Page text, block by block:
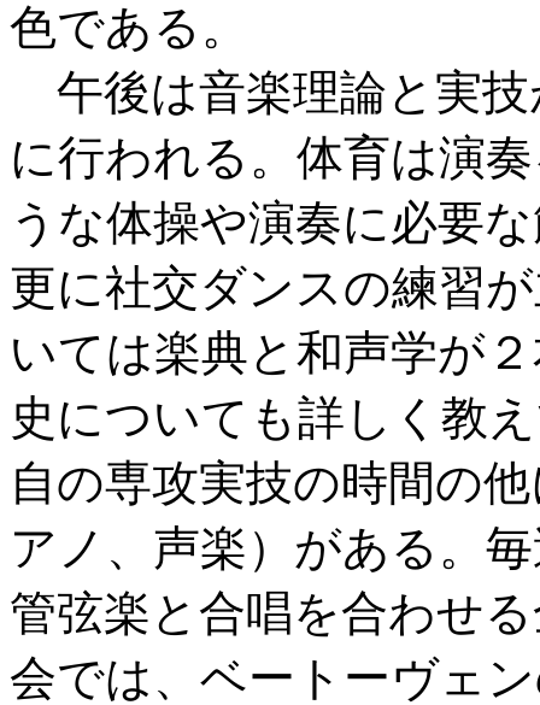
色である。
午後は音楽理論と実
に行われる。体育は演
うな体操や演奏に必要
更に社交ダンスの練習
いては楽典と和声学が
史についても詳しく教
自の専攻実技の時間の
アノ、声楽）がある。
管弦楽と合唱を合わせ
会では、ベートーヴェ